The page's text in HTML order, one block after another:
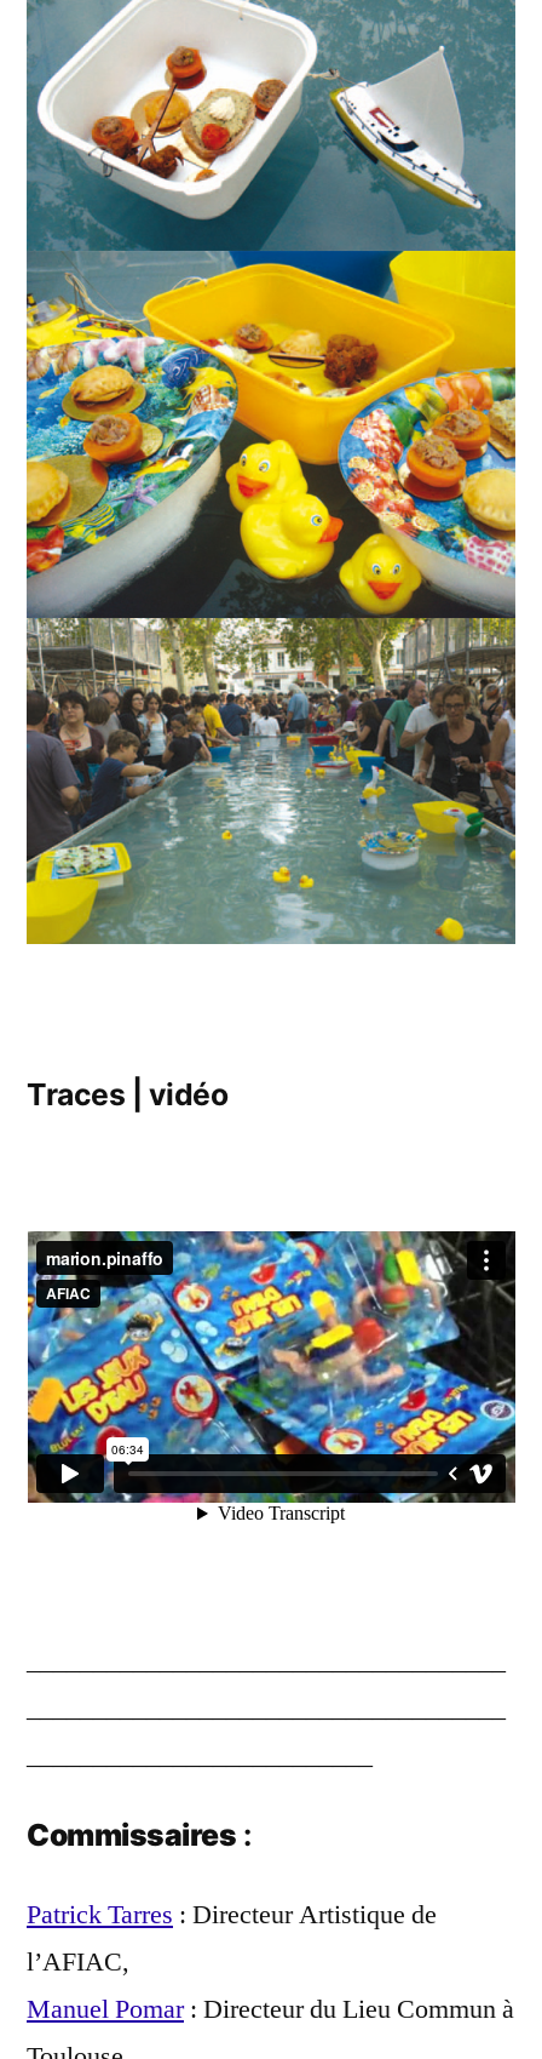
Traces | vidéo
Commissaires :
Patrick Tarres : Directeur Artistique de
l’AFIAC,
Manuel Pomar: Directeur du Lieu Commun à